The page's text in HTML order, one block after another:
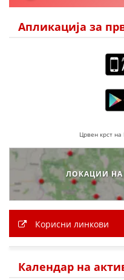
Апликација за
Црвен крст на
ЛОКАЦИИ НА
Корисни линкови
Календар на